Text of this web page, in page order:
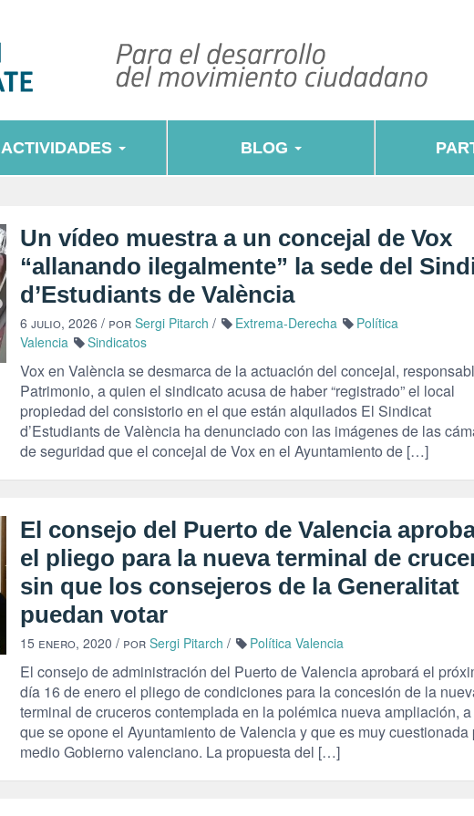
ACTIVIDADES BLOG
Un vídeo muestra a un concejal de Vox
“allanando ilegalmente” la sede del
d’Estudiants de València
6 julio, 2026 / por Sergi Pitarch / Extrema-Derecha
Política
Valencia
Sindicatos
Vox en València se desmarca de la actuación del concejal,
Patrimonio, a quien el sindicato acusa de haber “registrado” el local
propiedad del consistorio en el que están alquilados El Sindicat
d’Estudiants de València ha denunciado con las imágenes de las
de seguridad que el concejal de Vox en el Ayuntamiento de […]
El consejo del Puerto de Valencia
el pliego para la nueva terminal de
sin que los consejeros de la Generalitat
puedan votar
15 enero, 2020 / por Sergi Pitarch / Política Valencia
El consejo de administración del Puerto de Valencia aprobará el
día 16 de enero el pliego de condiciones para la concesión de la
terminal de cruceros contemplada en la polémica nueva ampliación,
que se opone el Ayuntamiento de Valencia y que es muy cuestionada
medio Gobierno valenciano. La propuesta del […]